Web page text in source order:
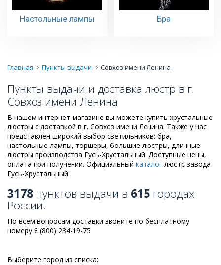
Настольные лампы Бра
Главная Пункты выдачи Совхоз имени Ленина
Пункты выдачи и доставка люстр в г.
Совхоз имени Ленина
В нашем интернет-магазине вы можете купить хрустальные
люстры с доставкой в г. Совхоз имени Ленина. Также у нас
представлен широкий выбор светильников: бра,
настольные лампы, торшеры, большие люстры, длинные
люстры производства Гусь-Хрустальный. Доступные цены,
оплата при получении. Официальный каталог люстр завода
Гусь-Хрустальный.
3178 пунктов выдачи в 615 городах
России.
По всем вопросам доставки звоните по бесплатному
номеру 8 (800) 234-19-75
Выберите город из списка: